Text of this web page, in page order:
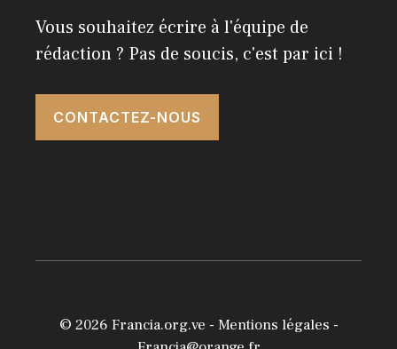
Vous souhaitez écrire à l'équipe de
rédaction ? Pas de soucis, c'est par ici !
CONTACTEZ-NOUS
© 2026 Francia.org.ve - Mentions légales -